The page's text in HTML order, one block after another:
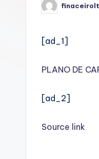
Posted
by
[ad_1]
PLANO DE
[ad_2]
Source link